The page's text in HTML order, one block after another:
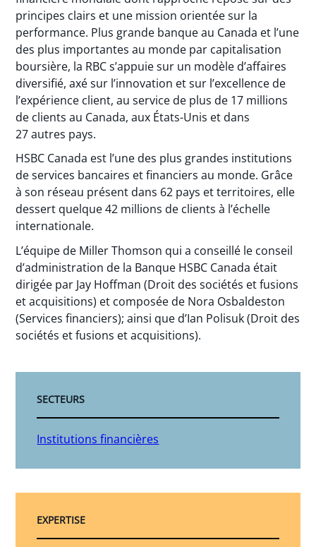
principes clairs et une mission orientée sur la
performance. Plus grande banque au Canada et l’une
des plus importantes au monde par capitalisation
boursière, la RBC s’appuie sur un modèle d’affaires
diversifié, axé sur l’innovation et sur l’excellence de
l’expérience client, au service de plus de 17 millions
de clients au Canada, aux États-Unis et dans
27 autres pays.
HSBC Canada est l’une des plus grandes institutions
de services bancaires et financiers au monde. Grâce
à son réseau présent dans 62 pays et territoires, elle
dessert quelque 42 millions de clients à l’échelle
internationale.
L’équipe de Miller Thomson qui a conseillé le conseil
d’administration de la Banque HSBC Canada était
dirigée par Jay Hoffman (Droit des sociétés et fusions
et acquisitions) et composée de Nora Osbaldeston
(Services financiers); ainsi que d’Ian Polisuk (Droit des
sociétés et fusions et acquisitions).
SECTEURS
Institutions financières
EXPERTISE